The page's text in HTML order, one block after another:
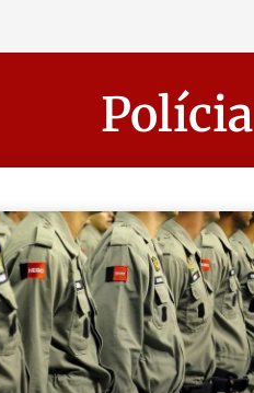
Polícia